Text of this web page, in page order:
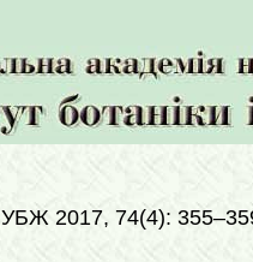
УБЖ 2017, 74(4):